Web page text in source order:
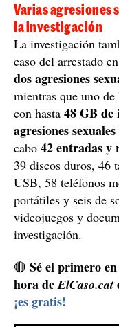
Varias agresiones
la investigación
La investigación
caso del arrestado
dos agresiones
mientras que uno
con hasta 48 GB de
agresiones
cabo 42 entradas y
39 discos duros, 46
USB, 58 teléfonos
portátiles y seis de
videojuegos y
investigación.
🔴 Sé el primero
hora deElCaso.cat
¡es gratis!